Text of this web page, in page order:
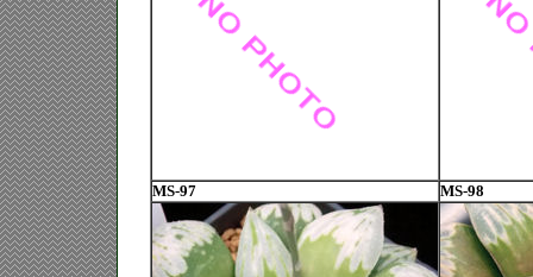
MS-97 MS-98